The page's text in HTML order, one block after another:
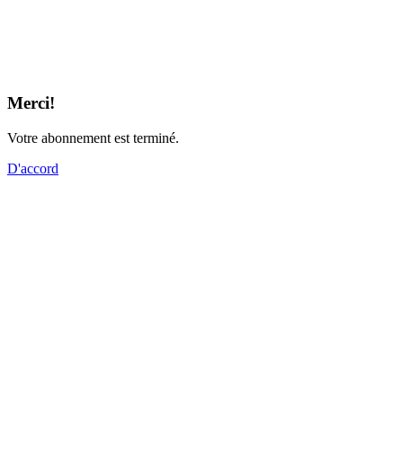
Merci!
Votre abonnement est terminé.
D'accord